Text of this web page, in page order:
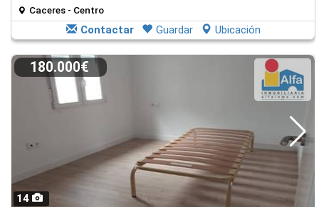
Caceres - Centro
Contactar Guardar Ubicación
14
180.000€